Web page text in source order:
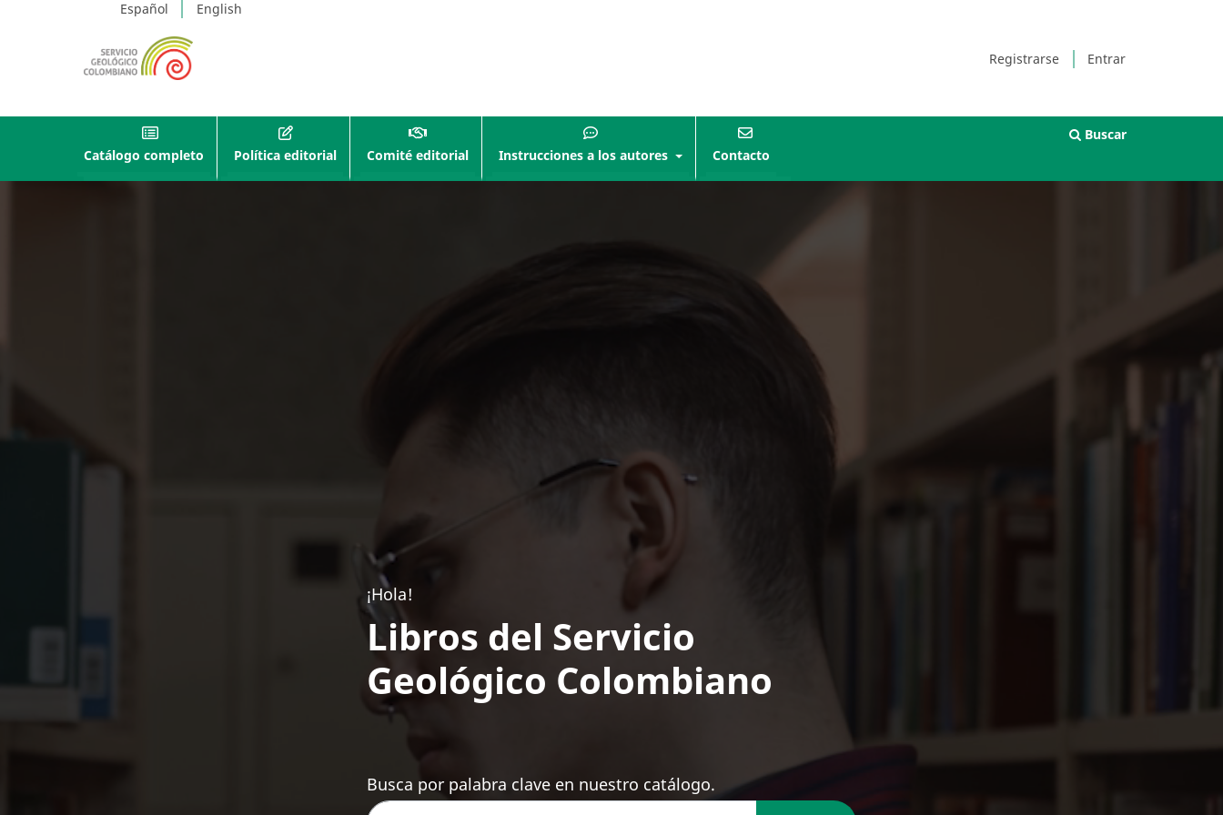
Español English
Registrarse Entrar
Catálogo completo Política editorial Comité editorial Instrucciones a los autores Contacto
Buscar
¡Hola!
Libros del Servicio
Geológico Colombiano
Busca por palabra clave en nuestro catálogo.